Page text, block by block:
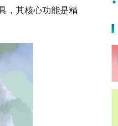
，其核心功能是精